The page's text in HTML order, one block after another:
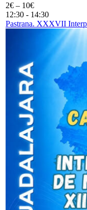
2€ – 10€
12:30 - 14:30
Pastrana. XXXVII